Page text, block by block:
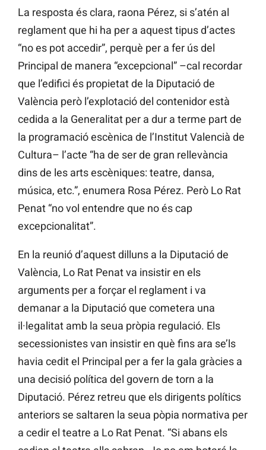
La resposta és clara, raona Pérez, si s’atén al
reglament que hi ha per a aquest tipus d’actes
“no es pot accedir”, perquè per a fer ús del
Principal de manera “excepcional” –cal recordar
que l’edifici és propietat de la Diputació de
València però l’explotació del contenidor està
cedida a la Generalitat per a dur a terme part de
la programació escènica de l’Institut Valencià de
Cultura– l’acte “ha de ser de gran rellevància
dins de les arts escèniques: teatre, dansa,
música, etc.”, enumera Rosa Pérez. Però Lo Rat
Penat “no vol entendre que no és cap
excepcionalitat”.
En la reunió d’aquest dilluns a la Diputació de
València, Lo Rat Penat va insistir en els
arguments per a forçar el reglament i va
demanar a la Diputació que cometera una
il·legalitat amb la seua pròpia regulació. Els
secessionistes van insistir en què fins ara se’ls
havia cedit el Principal per a fer la gala gràcies a
una decisió política del govern de torn a la
Diputació. Pérez retreu que els dirigents polítics
anteriors se saltaren la seua pòpia normativa per
a cedir el teatre a Lo Rat Penat. “Si abans els